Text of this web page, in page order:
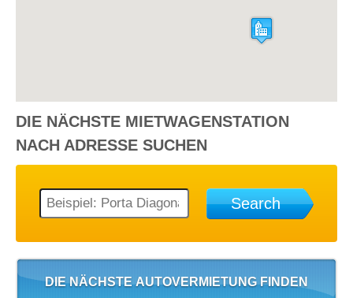
DIE NÄCHSTE MIETWAGENSTATION
NACH ADRESSE SUCHEN
Search
DIE NÄCHSTE AUTOVERMIETUNG FINDEN